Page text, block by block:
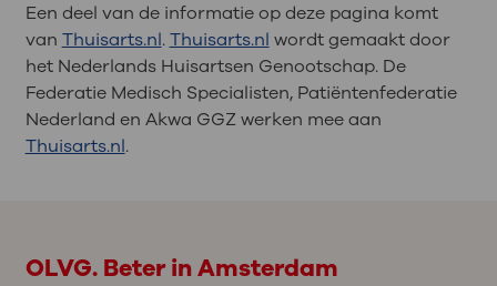
Een deel van de informatie op deze pagina komt
van Thuisarts.nl.Thuisarts.nl wordt gemaakt door
het Nederlands Huisartsen Genootschap. De
Federatie Medisch Specialisten, Patiëntenfederatie
Nederland en Akwa GGZ werken mee aan
Thuisarts.nl.
OLVG. Beter in Amsterdam